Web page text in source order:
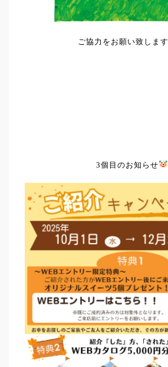
ご協力をお願い致します
3個目のお知らせ